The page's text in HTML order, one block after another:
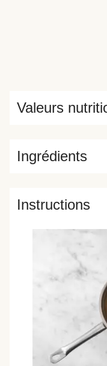
Ingrédients
Valeurs
Instructions